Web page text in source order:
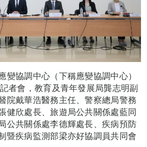
變協調中心（下稱應變協調中心）
者會，教育及青年發展局龔志明副
院戴華浩醫務主任、警察總局警務
健欣處長、旅遊局公共關係處藍同
公共關係處李德輝處長、疾病預防
暨疾病監測部梁亦好協調員共同會